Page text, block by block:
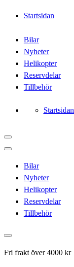
Startsidan
Bilar
Nyheter
Helikopter
Reservdelar
Tillbehör
Startsidan
Bilar
Nyheter
Helikopter
Reservdelar
Tillbehör
Fri frakt över 4000 kr